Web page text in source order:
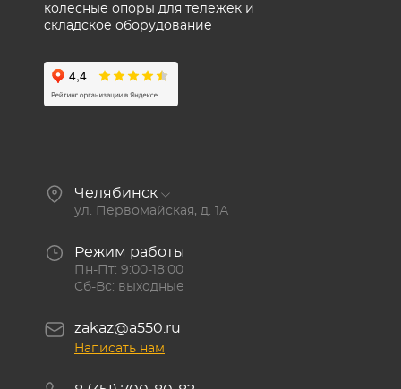
колесные опоры для тележек и
складское оборудование
Челябинск
ул. Первомайская, д. 1А
Режим работы
Пн-Пт: 9:00-18:00
Сб-Вс: выходные
zakaz@a550.ru
Написать нам